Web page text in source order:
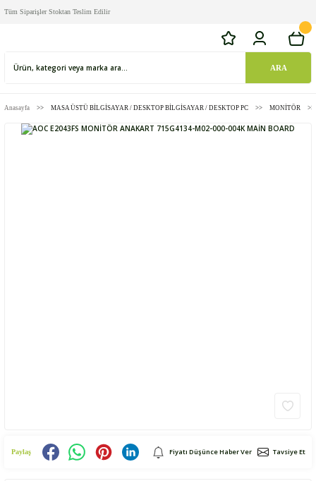
Tüm Siparişler Stoktan Teslim Edilir
ARA
Anasayfa MASA ÜSTÜ BİLGİSAYAR / DESKTOP BİLGİSAYAR / DESKTOP PC MONİTÖR
Paylaş Fiyatı Düşünce Haber Ver Tavsiye Et